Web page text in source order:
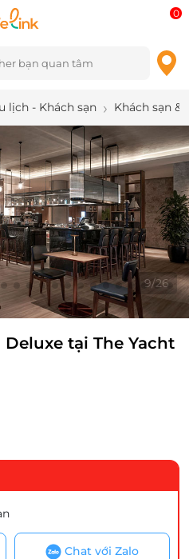
0
lịch - Khách sạn Khách sạn &
10/26
tại The Yacht
Chat với Zalo